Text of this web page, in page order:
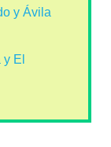
y Ávila
El